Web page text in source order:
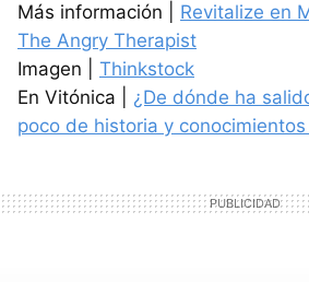
Más información | Revitalize en
The Angry Therapist
Imagen | Thinkstock
En Vitónica | ¿De dónde ha
poco de historia y